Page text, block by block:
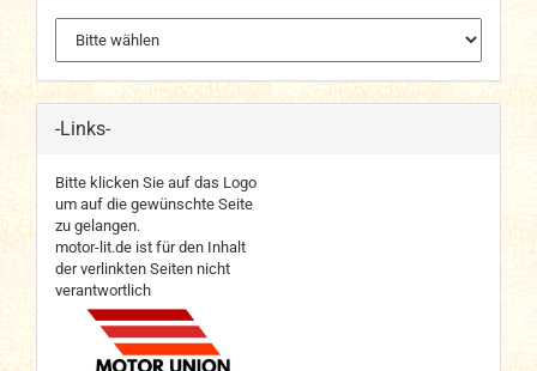
-Links-
Bitte klicken Sie auf das Logo
um auf die gewünschte Seite
zu gelangen.
motor-lit.de ist für den Inhalt
der verlinkten Seiten nicht
verantwortlich